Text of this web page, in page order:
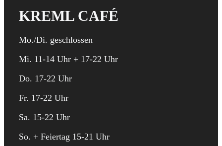
KREML CAFÉ
Mo./Di. geschlossen
Mi. 11-14 Uhr + 17-22 Uhr
Do. 17-22 Uhr
Fr. 17-22 Uhr
Sa. 15-22 Uhr
So. + Feiertag 15-21 Uhr